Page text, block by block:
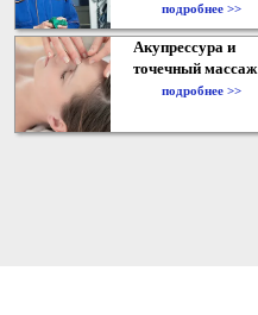
подробнее >>
Акупрессура и
точечный массаж
подробнее >>